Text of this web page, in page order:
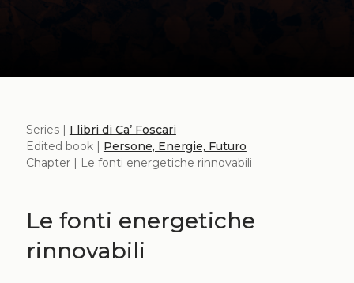
Series | I libri di Ca’ Foscari
Edited book | Persone, Energie, Futuro
Chapter | Le fonti energetiche rinnovabili
Le fonti energetiche
rinnovabili